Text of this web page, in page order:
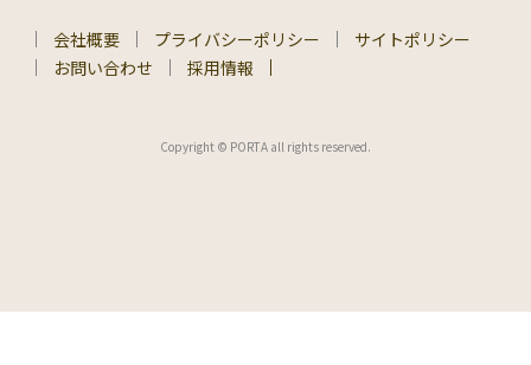
会社概要 プライバシーポリシー
サイトポリシー
お問い合わせ
採用情報
Copyright © PORTA all rights reserved.